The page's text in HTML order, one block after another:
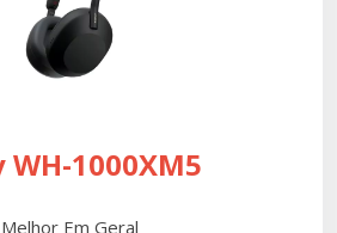
WH-1000XM5
Melhor Em Geral